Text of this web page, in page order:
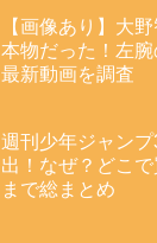
【画像あり】大
本物だった！左腕
最新動画を調査
週刊少年ジャン
出！なぜ？どこ
まで総まとめ